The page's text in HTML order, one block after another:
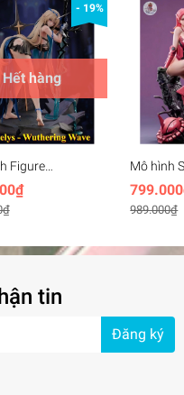
- 19%
Hết hàng
Figure
Fleurdelys
Waves
Mô hình
Girl
989.000₫
tin
Đăng ký